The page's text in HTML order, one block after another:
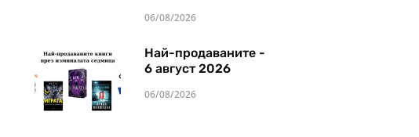
06/08/2026
Най-продаваните -
6 август 2026
06/08/2026